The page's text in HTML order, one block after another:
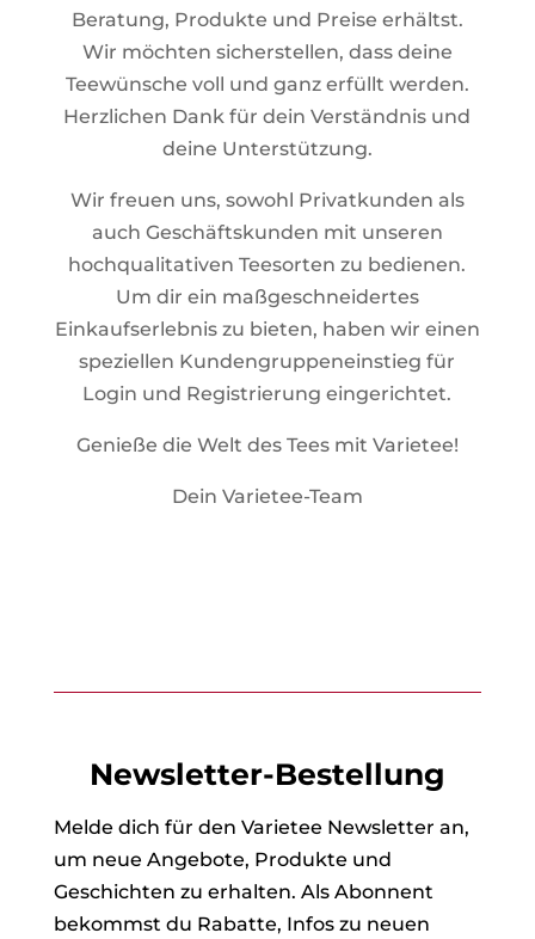
Beratung, Produkte und Preise erhältst.
Wir möchten sicherstellen, dass deine
Teewünsche voll und ganz erfüllt werden.
Herzlichen Dank für dein Verständnis und
deine Unterstützung.
Wir freuen uns, sowohl Privatkunden als
auch Geschäftskunden mit unseren
hochqualitativen Teesorten zu bedienen.
Um dir ein maßgeschneidertes
Einkaufserlebnis zu bieten, haben wir einen
speziellen Kundengruppeneinstieg für
Login und Registrierung eingerichtet.
Genieße die Welt des Tees mit Varietee!
Dein Varietee-Team
Newsletter-Bestellung
Melde dich für den Varietee Newsletter an,
um neue Angebote, Produkte und
Geschichten zu erhalten. Als Abonnent
bekommst du Rabatte, Infos zu neuen